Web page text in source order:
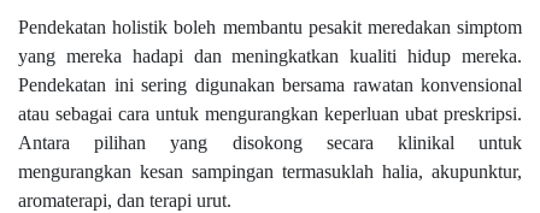
Pendekatan holistik boleh membantu pesakit meredakan simptom
yang mereka hadapi dan meningkatkan kualiti hidup mereka.
Pendekatan ini sering digunakan bersama rawatan konvensional
atau sebagai cara untuk mengurangkan keperluan ubat preskripsi.
Antara pilihan yang disokong secara klinikal untuk
mengurangkan kesan sampingan termasuklah halia, akupunktur,
aromaterapi, dan terapi urut.